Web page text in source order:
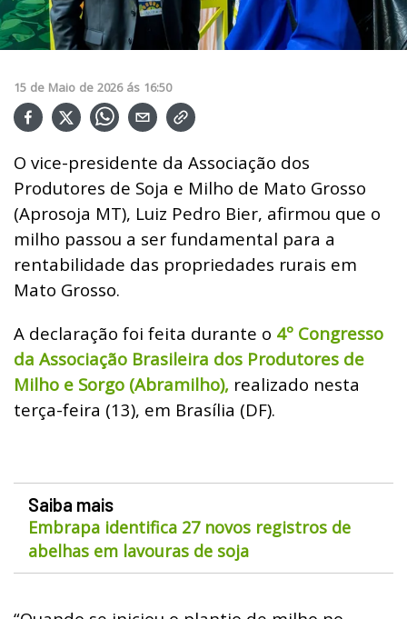
15 de Maio de 2026 ás 16:50
O vice-presidente da Associação dos
Produtores de Soja e Milho de Mato Grosso
(Aprosoja MT), Luiz Pedro Bier, afirmou que o
milho passou a ser fundamental para a
rentabilidade das propriedades rurais em
Mato Grosso.
A declaração foi feita durante o 4º Congresso
da Associação Brasileira dos Produtores de
Milho e Sorgo (Abramilho), realizado nesta
terça-feira (13), em Brasília (DF).
Saiba mais
Embrapa identifica 27 novos registros de
abelhas em lavouras de soja